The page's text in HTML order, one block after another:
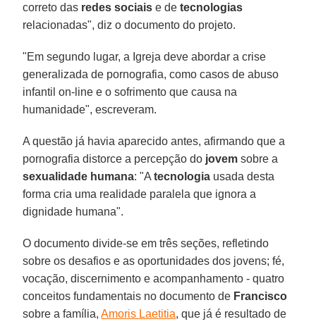
correto das redes sociais e detecnologias
relacionadas", diz o documento do projeto.
"Em segundo lugar, a Igreja deve abordar a crise
generalizada de pornografia, como casos de abuso
infantil on-line e o sofrimento que causa na
humanidade", escreveram.
A questão já havia aparecido antes, afirmando que a
pornografia distorce a percepção do jovem sobre a
sexualidade humana: "Atecnologia usada desta
forma cria uma realidade paralela que ignora a
dignidade humana".
O documento divide-se em três seções, refletindo
sobre os desafios e as oportunidades dos jovens; fé,
vocação, discernimento e acompanhamento - quatro
conceitos fundamentais no documento de Francisco
sobre a família,Amoris Laetitia, que já é resultado de